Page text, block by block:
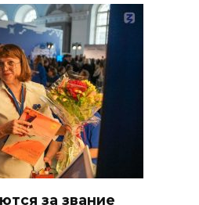
за звание